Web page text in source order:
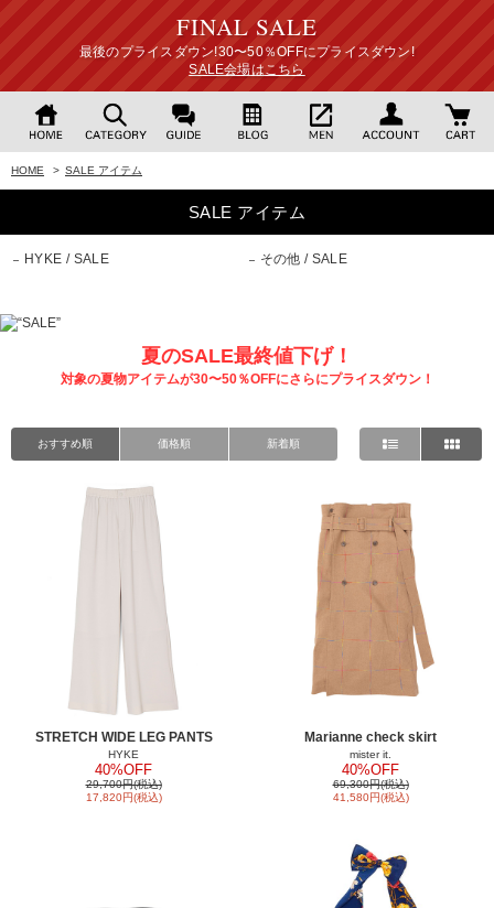
FINAL SALE
最後のプライスダウン!30〜50％OFFにプライスダウン!
SALE会場はこちら
HOME > SALE アイテム
SALE アイテム
HYKE / SALE その他 / SALE
夏のSALE最終値下げ！
対象の夏物アイテムが30〜50％OFFにさらにプライスダウン！
おすすめ順 価格順 新着順
STRETCH WIDE LEG PANTS
HYKE
40%OFF
29,700円(税込)
17,820円(税込)
Marianne check skirt
mister it.
40%OFF
69,300円(税込)
41,580円(税込)